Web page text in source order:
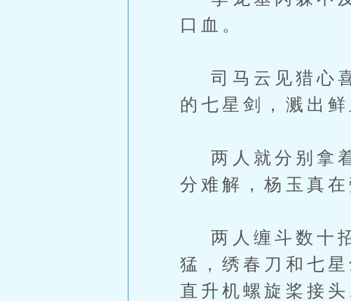
口血。
司马云见猎心喜
的七星剑，溅出
两人就分别拿着
分难解，杨玉真
两人缠斗数十招
猛，绣春刀和七
直升机螺旋桨接头